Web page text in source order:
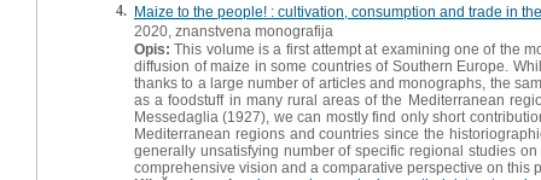
4. Maize to the people! : cultivation, consumption and trade in
2020, znanstvena monografija
Opis: This volume is a first attempt at examining one of the
diffusion of maize in some countries of Southern Europe.
thanks to a large number of articles and monographs, the
as a foodstuff in many rural areas of the Mediterranean
Messedaglia (1927), we can mostly find only short
Mediterranean regions and countries since the
generally unsatisfying number of specific regional studies
comprehensive vision and a comparative perspective on this